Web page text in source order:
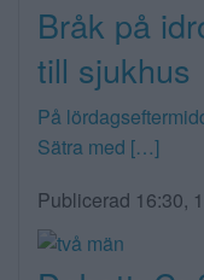
Bråk på
till sjukhus
På
Sätra med […]
Publicerad 16:30,